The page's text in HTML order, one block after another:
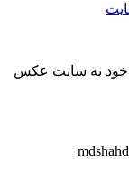
خود به سایت عکس